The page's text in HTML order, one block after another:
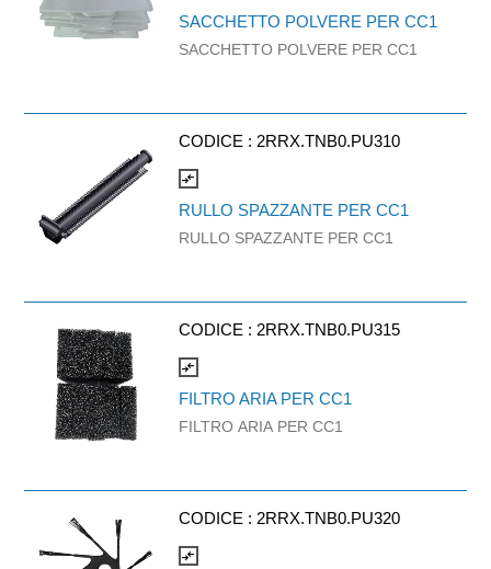
SACCHETTO POLVERE PER CC1
SACCHETTO POLVERE PER CC1
CODICE : 2RRX.TNB0.PU310
compare_arrows
RULLO SPAZZANTE PER CC1
RULLO SPAZZANTE PER CC1
CODICE : 2RRX.TNB0.PU315
compare_arrows
FILTRO ARIA PER CC1
FILTRO ARIA PER CC1
CODICE : 2RRX.TNB0.PU320
compare_arrows